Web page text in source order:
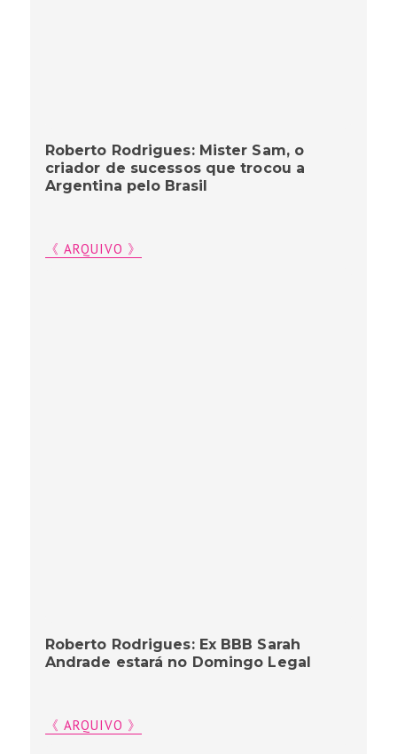
Roberto Rodrigues: Mister Sam, o
criador de sucessos que trocou a
Argentina pelo Brasil
《 ARQUIVO 》
Roberto Rodrigues: Ex BBB Sarah
Andrade estará no Domingo Legal
《 ARQUIVO 》